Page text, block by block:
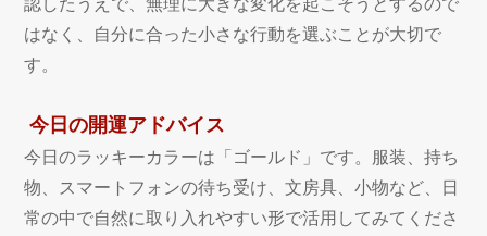
はなく、自分に合った小さな行動を選ぶことが大切で
す。
今日の開運アドバイス
今日のラッキーカラーは「ゴールド」です。服装、持ち
物、スマートフォンの待ち受け、文房具、小物など、日
常の中で自然に取り入れやすい形で活用してみてくださ